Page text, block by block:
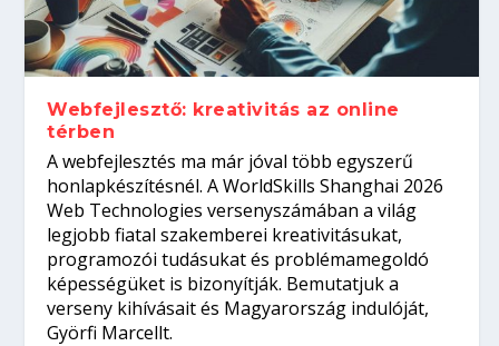
Kitalálod, mire használják ezeket a
gépeket?
Nem sikerült az egyetemi felvételi?
Tanulj szakmát!
Szoftverfejlesztő: verseny kódban –
amikor néhány sor program dönti el a
világversenyt...
Digitális detox – hogyan kapcsolódj ki
telefon nélkül?
Webfejlesztő: kreativitás az online
térben
A webfejlesztés ma már jóval több egyszerű
honlapkészítésnél. A WorldSkills Shanghai 2026
Web Technologies versenyszámában a világ
legjobb fiatal szakemberei kreativitásukat,
programozói tudásukat és problémamegoldó
képességüket is bizonyítják. Bemutatjuk a
verseny kihívásait és Magyarország indulóját,
Györfi Marcellt.